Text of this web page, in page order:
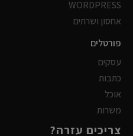
WORDPRESS
אחסון ושרתים
פורטלים
עסקים
כתבות
אוכל
משרות
צריכים עזרה?